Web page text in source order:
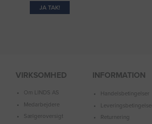
JA TAK!
VIRKSOMHED
Om LINDS AS
Medarbejdere
Sælgeroversigt
INFORMATION
Handelsbetingelser
Leveringsbetingelser
Returnering